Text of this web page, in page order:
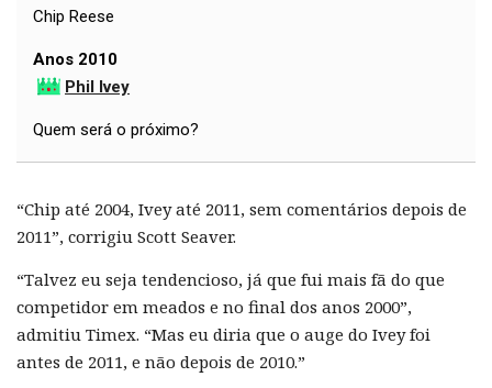
Chip Reese
Anos 2010
Phil Ivey
Quem será o próximo?
“Chip até 2004, Ivey até 2011, sem comentários depois de
2011”, corrigiu Scott Seaver.
“Talvez eu seja tendencioso, já que fui mais fã do que
competidor em meados e no final dos anos 2000”,
admitiu Timex. “Mas eu diria que o auge do Ivey foi
antes de 2011, e não depois de 2010.”